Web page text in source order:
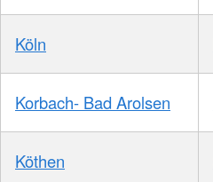
Köln
Korbach- Bad Arolsen
Köthen